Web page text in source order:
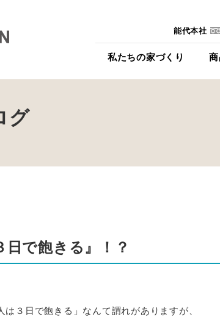
私たちの家づくり
コンセプト
能代本社
グ
日で飽きる』！？
は３日で飽きる」なんて謂れがありますが、